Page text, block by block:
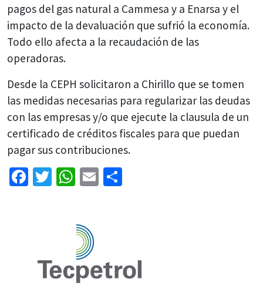
pagos del gas natural a Cammesa y a Enarsa y el
impacto de la devaluación que sufrió la economía.
Todo ello afecta a la recaudación de las
operadoras.
Desde la CEPH solicitaron a Chirillo que se tomen
las medidas necesarias para regularizar las deudas
con las empresas y/o que ejecute la clausula de un
certificado de créditos fiscales para que puedan
pagar sus contribuciones.
Facebook
Twitter
WhatsApp
Email